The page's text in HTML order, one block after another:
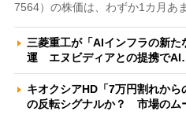
7564）の株価は、わずか1カ月あ
三菱重工が「AIインフラの新
運 エヌビディアとの提携で
キオクシアHD「7万円割れか
の反転シグナルか？ 市場の